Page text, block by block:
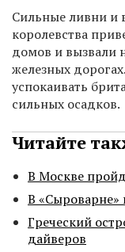
Cильные ливни и
королевства
домов и вызвали
железных
успокаивать
сильных осадков.
Читайте
В Москве
В «Сыроварне»
Греческий
дайверов